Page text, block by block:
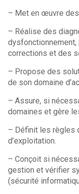
– Met en œuvre
– Réalise des
corrections et des
– Propose des
de son domaine
– Assure, si
domaines et gère
– Définit les règles
d’exploitation.
– Conçoit si
gestion et vérifier
(sécurité